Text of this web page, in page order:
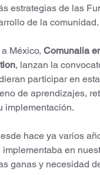
estrategias de las
de la comunidad.
México, Comunalia
, lanzan la
participar en
de aprendizajes,
implementación.
hace ya varios
en
ganas y necesidad